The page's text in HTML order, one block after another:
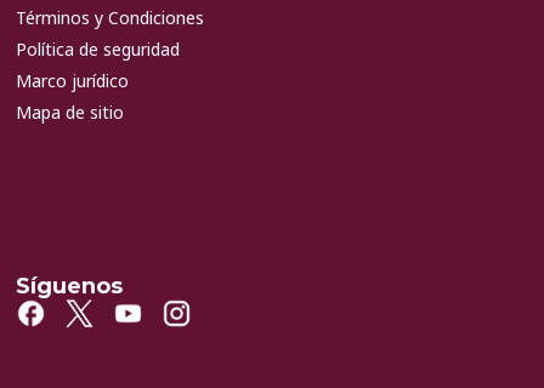
Términos y Condiciones
Política de seguridad
Marco jurídico
Mapa de sitio
Síguenos